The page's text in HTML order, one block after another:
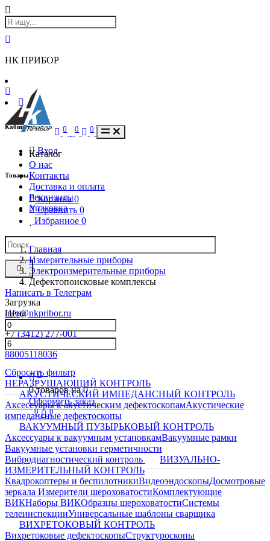
НК ПРИБОР
Кабинет
Вход
Товары
Корзина0
Сравнить 0
Избранное 0
Написать в Телеграм
info@nkpribor.ru
+7 (3412) 277-001
88005118036
0
0 товаров на0
Оформить заказ
0 0
0 0 0
Каталог
О нас
Контакты
Доставка и оплата
Реквизиты
Упаковка
Главная
Измерительные приборы
Электроизмерительные приборы
Дефектопоисковые комплексы
Загрузка
Цена
Сбросить фильтр
НЕРАЗРУШАЮЩИЙ КОНТРОЛЬ
АКУСТИЧЕСКИЙ ИМПЕДАНСНЫЙ КОНТРОЛЬ
Аксессуары к акустическим дефектоскопамАкустические
импедансные дефектоскопы
ВАКУУМНЫЙ ПУЗЫРЬКОВЫЙ КОНТРОЛЬ
Аксессуары к вакуумным установкамВакуумные рамки
Вакуумные установки герметичности
Вибродиагностический контроль
ВИЗУАЛЬНО-
ИЗМЕРИТЕЛЬНЫЙ КОНТРОЛЬ
Квадрокоптеры и беспилотникиВидеоэндоскопыДосмотровые
зеркала Измерители шероховатостиКомплектующие
ВИКНаборы ВИКОбразцы шероховатостиСистемы
телеинспекцииУниверсальные шаблоны сварщика
ВИХРЕТОКОВЫЙ КОНТРОЛЬ
Вихретоковые дефектоскопыСтруктуроскопы